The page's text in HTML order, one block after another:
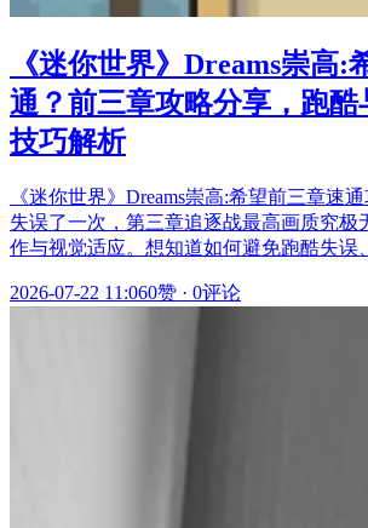
《迷你世界》Dreams崇高:
通？前三章攻略分享，跑酷
技巧解析
《迷你世界》Dreams崇高:希望前三章速
失误了一次，第三章追逐战最高画质究极
作与视觉适应。想知道如何避免跑酷失
2026-07-22 11:060赞 · 0评论